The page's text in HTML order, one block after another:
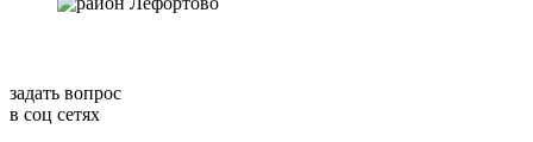
задать вопрос
в соц сетях